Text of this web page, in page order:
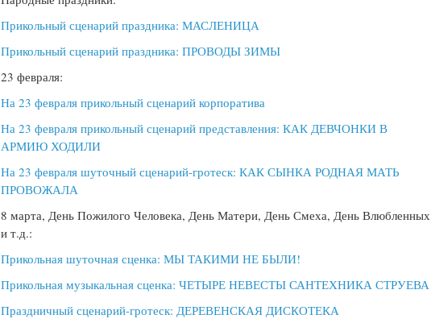
Прикольный сценарий праздника: МАСЛЕНИЦА
Прикольный сценарий праздника: ПРОВОДЫ ЗИМЫ
23 февраля:
На 23 февраля прикольный сценарий корпоратива
На 23 февраля прикольный сценарий представления: КАК ДЕВЧОНКИ В
АРМИЮ ХОДИЛИ
На 23 февраля шуточный сценарий-гротеск: КАК СЫНКА РОДНАЯ МАТЬ
ПРОВОЖАЛА
8 марта, День Пожилого Человека, День Матери, День Смеха, День Влюбленных
и т.д.:
Прикольная шуточная сценка: МЫ ТАКИМИ НЕ БЫЛИ!
Прикольная музыкальная сценка: ЧЕТЫРЕ НЕВЕСТЫ САНТЕХНИКА СТРУЕВА
Праздничный сценарий-гротеск: ДЕРЕВЕНСКАЯ ДИСКОТЕКА